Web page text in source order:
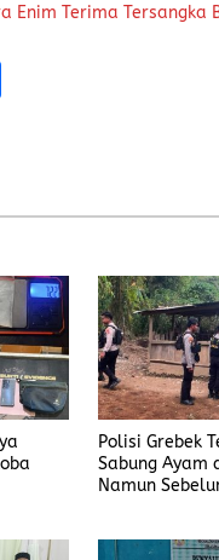
Enim Terima
Polisi Grebek
Sabung Ayam
Namun